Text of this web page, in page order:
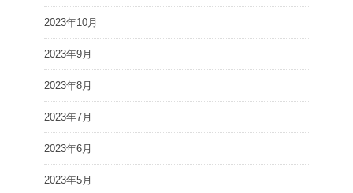
2023年10月
2023年9月
2023年8月
2023年7月
2023年6月
2023年5月